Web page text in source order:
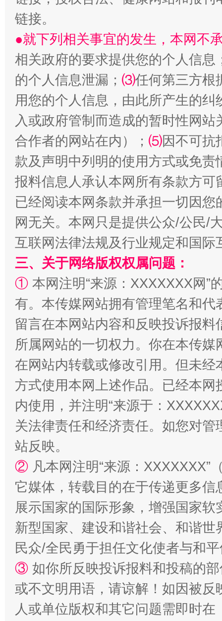
“刷贴”乱象丛生
生
解纷+调解+退费，一次搞定
站台名比不上好声名
漫山遍野的桃花与雪山、麦地、白藏房 除
链接。
●就下列相关事宜的发生，本网不
相关政府的要求提供您的个人信息
的个人信息泄漏； ⑶任何第三方根
用您的个人信息，由此所产生的纠
入或政府管制而造成的暂时性网
合作者的网站在内）； ⑸因不可抗
款及声明中列明的使用方式或免责
报料信息人承认本网所有条款方
已经阅读本网条款并承担一切因
网无关。本网只是提供公众/公民/
互联网法律法规及行业规定和国
三、关于网络版权权属问题：
① 本网注明“来源：XXXXXXX网”
有。本传媒网站拥有管理笔名和
留言在本网站内容和反映投诉报
所属网站的一切权力。你在本传
在网站内转载或修改引用。但未
方式使用本网上述作品。已经本
内使用，并注明“来源于：
关法律责任和经济责任。如您对
站反映。
② 凡本网注明“来源：
它媒体，转载目的在于传递更多
展示国家的国际形象，增强国家
新型国家、建设和谐社会、和谐
民众/全民勇于担任文化使者与和
③ 如你所反映投诉报料和投稿的
或不文明用语，请谅解！如因被
人或单位版权和其它问题需即时在